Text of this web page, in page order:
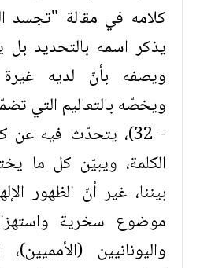
كلامه في مقالة "تجسد
يذكر اسمه بالتحديد بل
ويصفه بأنّ لديه غيرة
- 32)، يتحدّث فيه
الكلمة، ويبيّن كل ما
بيننا، غير أنّ الظهور
موضوع سخرية
واليونانيين